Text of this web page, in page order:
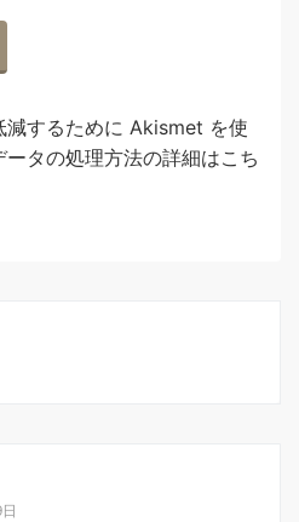
減するために Akismet を使
ータの処理方法の詳細はこち